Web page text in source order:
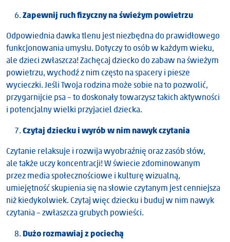
Zapewnij ruch fizyczny na świeżym powietrzu
Odpowiednia dawka tlenu jest niezbędna do prawidłowego
funkcjonowania umysłu. Dotyczy to osób w każdym wieku,
ale dzieci zwłaszcza! Zachęcaj dziecko do zabaw na świeżym
powietrzu, wychodź z nim często na spacery i piesze
wycieczki. Jeśli Twoja rodzina może sobie na to pozwolić,
przygarnijcie psa – to doskonały towarzysz takich aktywności
i potencjalny wielki przyjaciel dziecka.
Czytaj dziecku i wyrób w nim nawyk czytania
Czytanie relaksuje i rozwija wyobraźnię oraz zasób słów,
ale także uczy koncentracji! W świecie zdominowanym
przez media społecznościowe i kulturę wizualną,
umiejętność skupienia się na słowie czytanym jest cenniejsza
niż kiedykolwiek. Czytaj więc dziecku i buduj w nim nawyk
czytania – zwłaszcza grubych powieści.
Dużo rozmawiaj z pociechą